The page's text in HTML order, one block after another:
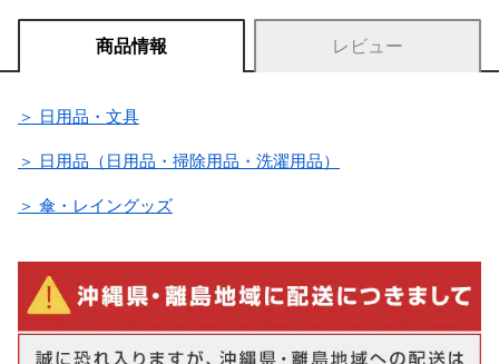
商品情報 レビュー
＞ 日用品・文具
＞ 日用品（日用品・掃除用品・洗濯用品）
＞ 傘・レイングッズ